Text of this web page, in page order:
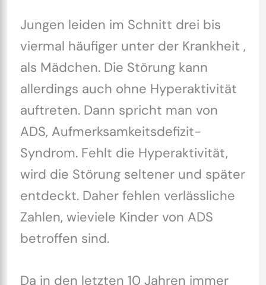
Jungen leiden im Schnitt drei bis
viermal häufiger unter der Krankheit ,
als Mädchen. Die Störung kann
allerdings auch ohne Hyperaktivität
auftreten. Dann spricht man von
ADS, Aufmerksamkeitsdefizit-
Syndrom. Fehlt die Hyperaktivität,
wird die Störung seltener und später
entdeckt. Daher fehlen verlässliche
Zahlen, wieviele Kinder von ADS
betroffen sind.
Da in den letzten 10 Jahren immer